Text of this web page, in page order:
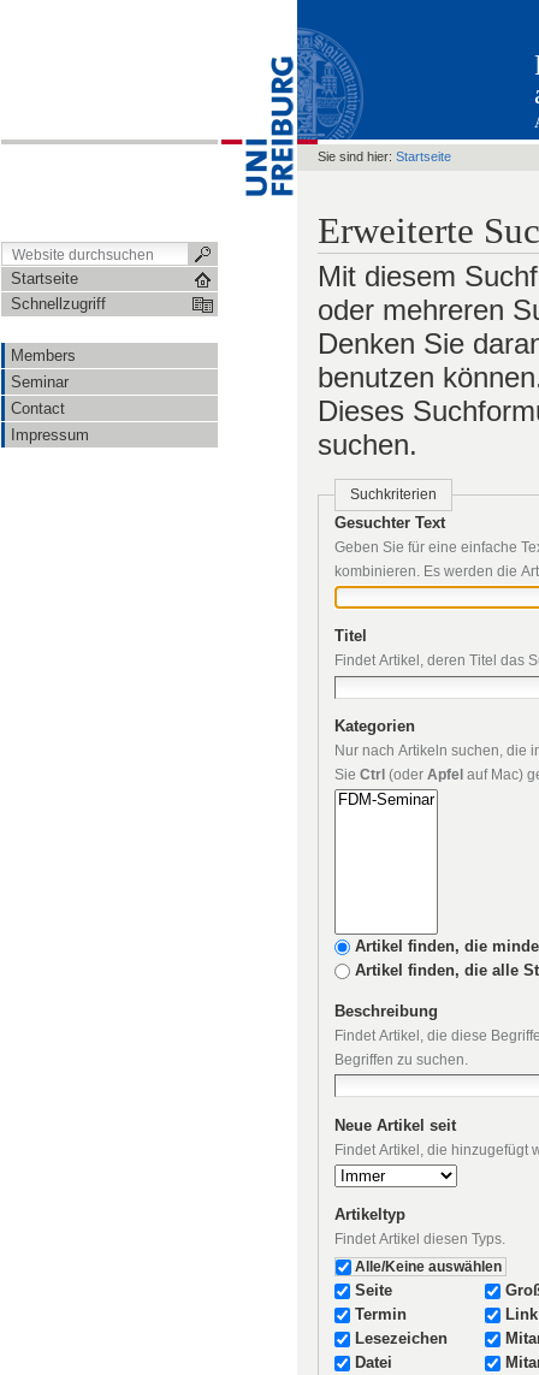
Startseite
Schnellzugriff
Members
Seminar
Contact
Impressum
Sie sind hier: Startseite
Erweiterte
Mit diesem
oder mehreren
Denken Sie
benutzen
Dieses
suchen.
Suchkriterien
Gesuchter Text
Geben Sie für eine einfache
kombinieren. Es werden die
Titel
Findet Artikel, deren Titel das
Kategorien
Nur nach Artikeln suchen, die
SieCtrl (oderApfel auf Mac)
Artikel finden, die
Artikel finden, die alle
Beschreibung
Findet Artikel, die diese
Begriffen zu suchen.
Neue Artikel seit
Findet Artikel, die hinzugefügt
Artikeltyp
Findet Artikel diesen Typs.
Alle/Keine auswählen
Seite
Termin
Lesezeichen
Datei
Link